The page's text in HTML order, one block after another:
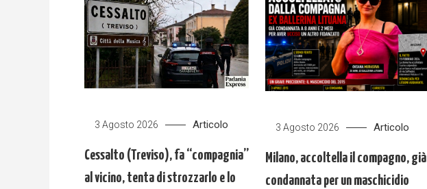
3 Agosto 2026 Articolo
Cessalto (Treviso), fa “compagnia”
al vicino, tenta di strozzarlo e lo
3 Agosto 2026 Articolo
Milano, accoltella il compagno, già
condannata per un maschicidio